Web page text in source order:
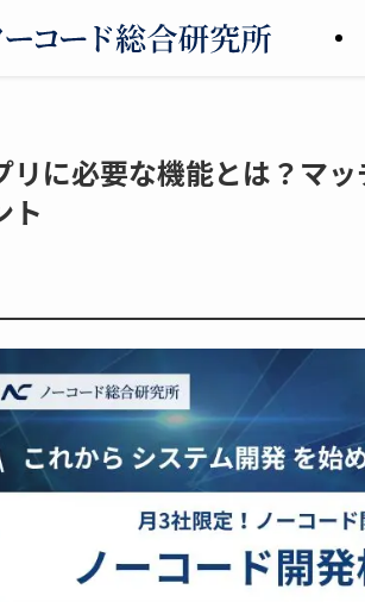
リに必要な機能とは？マ
ト